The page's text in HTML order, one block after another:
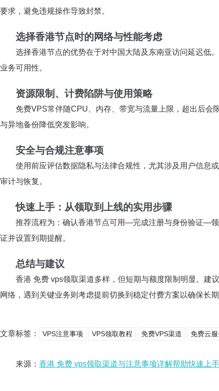
要求，避免违规操作导致封禁。
选择香港节点时的网络与性能考虑
选择香港节点的优势在于对中国大陆及东南亚访问延迟低
业务可用性。
资源限制、计费陷阱与使用策略
免费VPS常伴随CPU、内存、带宽与流量上限，超出后会
与异地备份降低突发影响。
安全与合规注意事项
使用前应评估数据隐私与法律合规性，尤其涉及用户信息
审计与恢复。
快速上手：从领取到上线的实用步骤
推荐流程为：确认香港节点可用—完成注册与身份验证—
证并设置到期提醒。
总结与建议
香港 免费 vps领取渠道多样，但短期与额度限制明显。建
网络，遇到关键业务则考虑提前切换到稳定付费方案以确保长
文章标签： VPS注意事项 VPS领取教程 免费VPS渠道 免费云
来源： 香港 免费 vps领取渠道与注意事项详解帮助快速上手